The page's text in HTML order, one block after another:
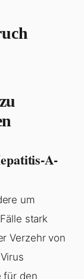
A-
um
stark
Verzehr von
für den